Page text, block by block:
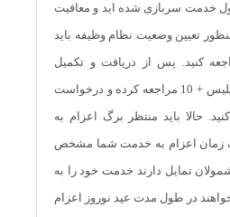
خدمت سربازی شده اید و معافیت
تعیین وضعیت نظام وظیفه باید
پلس + 10 مراجعه کنید. پس از دریافت و تکمیل
دفترچه اعزام، مجددا به پلیس + 10 مراجعه کرده و درخواست
حالا باید منتظر برگ اعزام به
زمان اعزام به خدمت شما مشخص
تمایل دارند خدمت خود را به
خواهند در طول مدت عید نوروز اعزام